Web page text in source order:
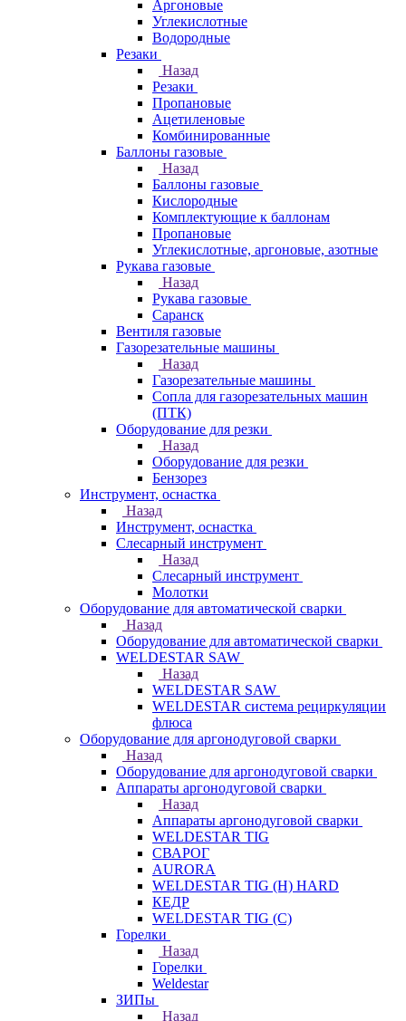
Аргоновые
Углекислотные
Водородные
Резаки
Назад
Резаки
Пропановые
Ацетиленовые
Комбинированные
Баллоны газовые
Назад
Баллоны газовые
Кислородные
Комплектующие к баллонам
Пропановые
Углекислотные, аргоновые, азотные
Рукава газовые
Назад
Рукава газовые
Саранск
Вентиля газовые
Газорезательные машины
Назад
Газорезательные машины
Сопла для газорезательных машин
(ПТК)
Оборудование для резки
Назад
Оборудование для резки
Бензорез
Инструмент, оснастка
Назад
Инструмент, оснастка
Слесарный инструмент
Назад
Слесарный инструмент
Молотки
Оборудование для автоматической сварки
Назад
Оборудование для автоматической сварки
WELDESTAR SAW
Назад
WELDESTAR SAW
WELDESTAR система рециркуляции
флюса
Оборудование для аргонодуговой сварки
Назад
Оборудование для аргонодуговой сварки
Аппараты аргонодуговой сварки
Назад
Аппараты аргонодуговой сварки
WELDESTAR TIG
СВАРОГ
AURORA
WELDESTAR TIG (H) HARD
КЕДР
WELDESTAR TIG (С)
Горелки
Назад
Горелки
Weldestar
ЗИПы
Назад